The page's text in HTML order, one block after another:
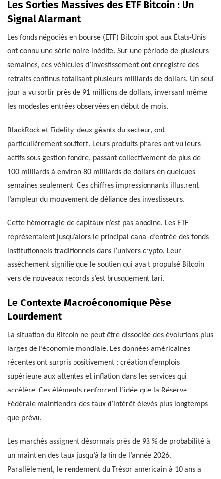
Les Sorties Massives des ETF Bitcoin : Un
Signal Alarmant
Les fonds négociés en bourse (ETF) Bitcoin spot aux États-Unis
ont connu une série noire inédite. Sur une période de plusieurs
semaines, ces véhicules d’investissement ont enregistré des
retraits continus totalisant plusieurs milliards de dollars. Un seul
jour a vu sortir près de 91 millions de dollars, inversant même
les modestes entrées observées en début de mois.
BlackRock et Fidelity, deux géants du secteur, ont
particulièrement souffert. Leurs produits phares ont vu leurs
actifs sous gestion fondre, passant collectivement de plus de
100 milliards à environ 80 milliards de dollars en quelques
semaines seulement. Ces chiffres impressionnants illustrent
l’ampleur du mouvement de défiance des investisseurs.
Cette hémorragie de capitaux n’est pas anodine. Les ETF
représentaient jusqu’alors le principal canal d’entrée des fonds
institutionnels traditionnels dans l’univers crypto. Leur
assèchement signifie que le soutien qui avait propulsé Bitcoin
vers de nouveaux records s’est brusquement tari.
Le Contexte Macroéconomique Pèse
Lourdement
La situation du Bitcoin ne peut être dissociée des évolutions plus
larges de l’économie mondiale. Les données américaines
récentes ont surpris positivement : création d’emplois
supérieure aux attentes et inflation dans les services qui
accélère. Ces éléments renforcent l’idée que la Réserve
Fédérale maintiendra des taux d’intérêt élevés plus longtemps
que prévu.
Les marchés assignent désormais près de 98 % de probabilité à
un maintien des taux jusqu’à la fin de l’année 2026.
Parallèlement, le rendement du Trésor américain à 10 ans a